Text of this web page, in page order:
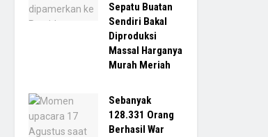
Sepatu Buatan
Sendiri Bakal
Diproduksi
Massal Harganya
Murah Meriah
Sebanyak
128.331 Orang
Berhasil War